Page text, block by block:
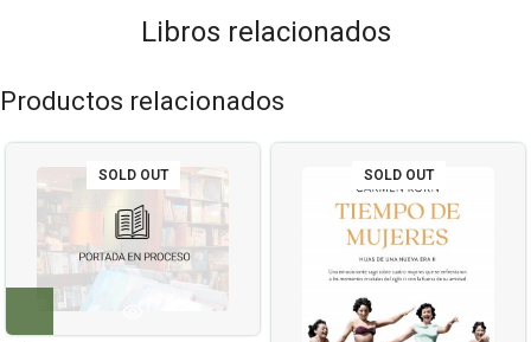
Libros relacionados
Productos relacionados
SOLD OUT SOLD OUT